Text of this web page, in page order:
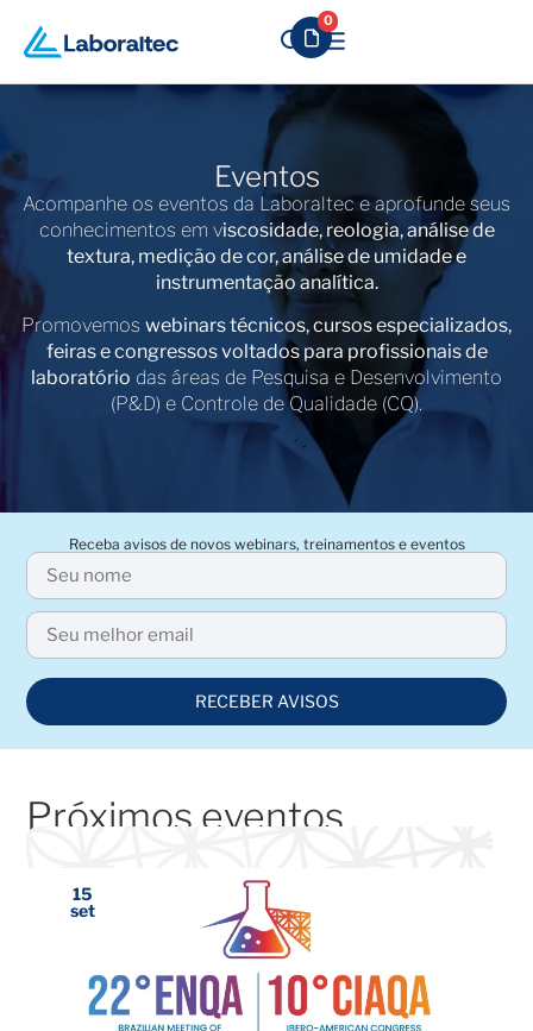
0
Eventos
Acompanhe os eventos da Laboraltec e aprofunde seus
conhecimentos em viscosidade, reologia, análise de
textura, medição de cor, análise de umidade e
instrumentação analítica.
Promovemos webinars técnicos, cursos especializados,
feiras e congressos voltados para profissionais de
laboratório das áreas de Pesquisa e Desenvolvimento
(P&D) e Controle de Qualidade (CQ).
Receba avisos de novos webinars, treinamentos e eventos
RECEBER AVISOS
Próximos eventos
15
set